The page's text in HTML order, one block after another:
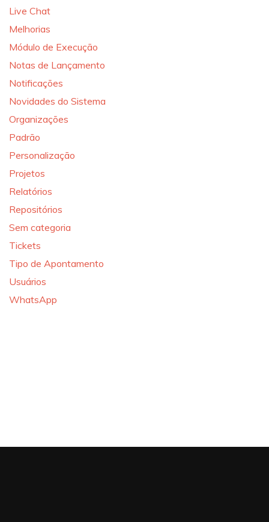
Live Chat
Melhorias
Módulo de Execução
Notas de Lançamento
Notificações
Novidades do Sistema
Organizações
Padrão
Personalização
Projetos
Relatórios
Repositórios
Sem categoria
Tickets
Tipo de Apontamento
Usuários
WhatsApp